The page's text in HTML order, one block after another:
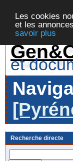
Les cookies
et les
savoir plus
et
Recherche directe